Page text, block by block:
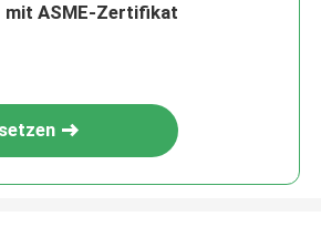
mit ASME-Zertifikat